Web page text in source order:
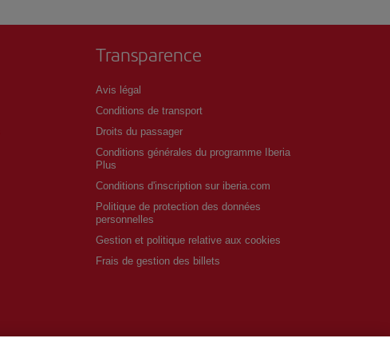
Transparence
Avis légal
Conditions de transport
Droits du passager
Conditions générales du programme Iberia
Plus
Conditions d'inscription sur iberia.com
Politique de protection des données
personnelles
Gestion et politique relative aux cookies
Frais de gestion des billets